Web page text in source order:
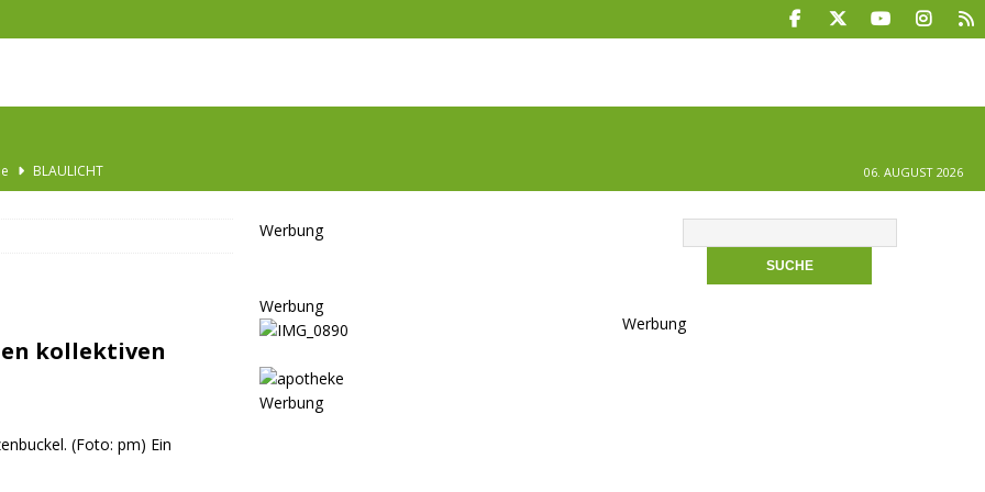
TOP
BLAULICHT
06. AUGUST 2026
kollektiven
(Foto: pm) Ein
Werbung
Werbung
Werbung
Werbung